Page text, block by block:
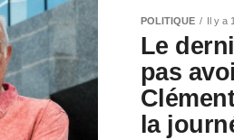
POLITIQUE Il y a
Le
pas
la